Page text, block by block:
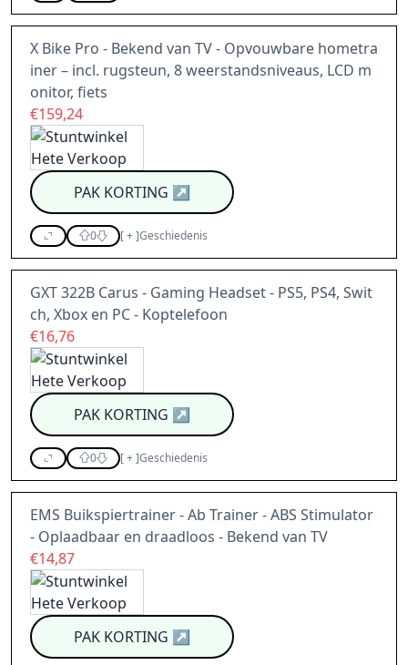
X Bike Pro - Bekend van TV - Opvouwbare hometra
iner – incl. rugsteun, 8 weerstandsniveaus, LCD m
onitor, fiets
€159,24
PAK KORTING ↗
0 [+]Geschiedenis
GXT 322B Carus - Gaming Headset - PS5, PS4, Swit
ch, Xbox en PC - Koptelefoon
€16,76
PAK KORTING ↗
0 [+]Geschiedenis
EMS Buikspiertrainer - Ab Trainer - ABS Stimulator
- Oplaadbaar en draadloos - Bekend van TV
€14,87
PAK KORTING ↗